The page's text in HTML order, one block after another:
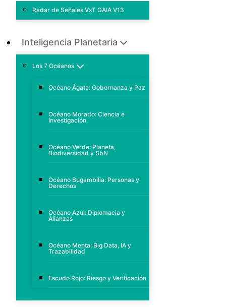
Radar de Señales VxT GAIA V13
Inteligencia Planetaria
Los 7 Océanos
Océano Ágata: Gobernanza y Paz
Océano Morado: Ciencia e
Investigación
Océano Verde: Planeta,
Biodiversidad y SbN
Océano Bugambilia: Personas y
Derechos
Océano Azul: Diplomacia y
Alianzas
Océano Menta: Big Data, IA y
Trazabilidad
Escudo Rojo: Riesgo y Verificación